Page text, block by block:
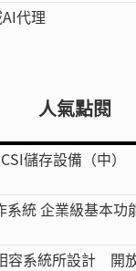
代理
人氣點閱
儲存設備（中）
統 企業級基本功
容系統所設計 開